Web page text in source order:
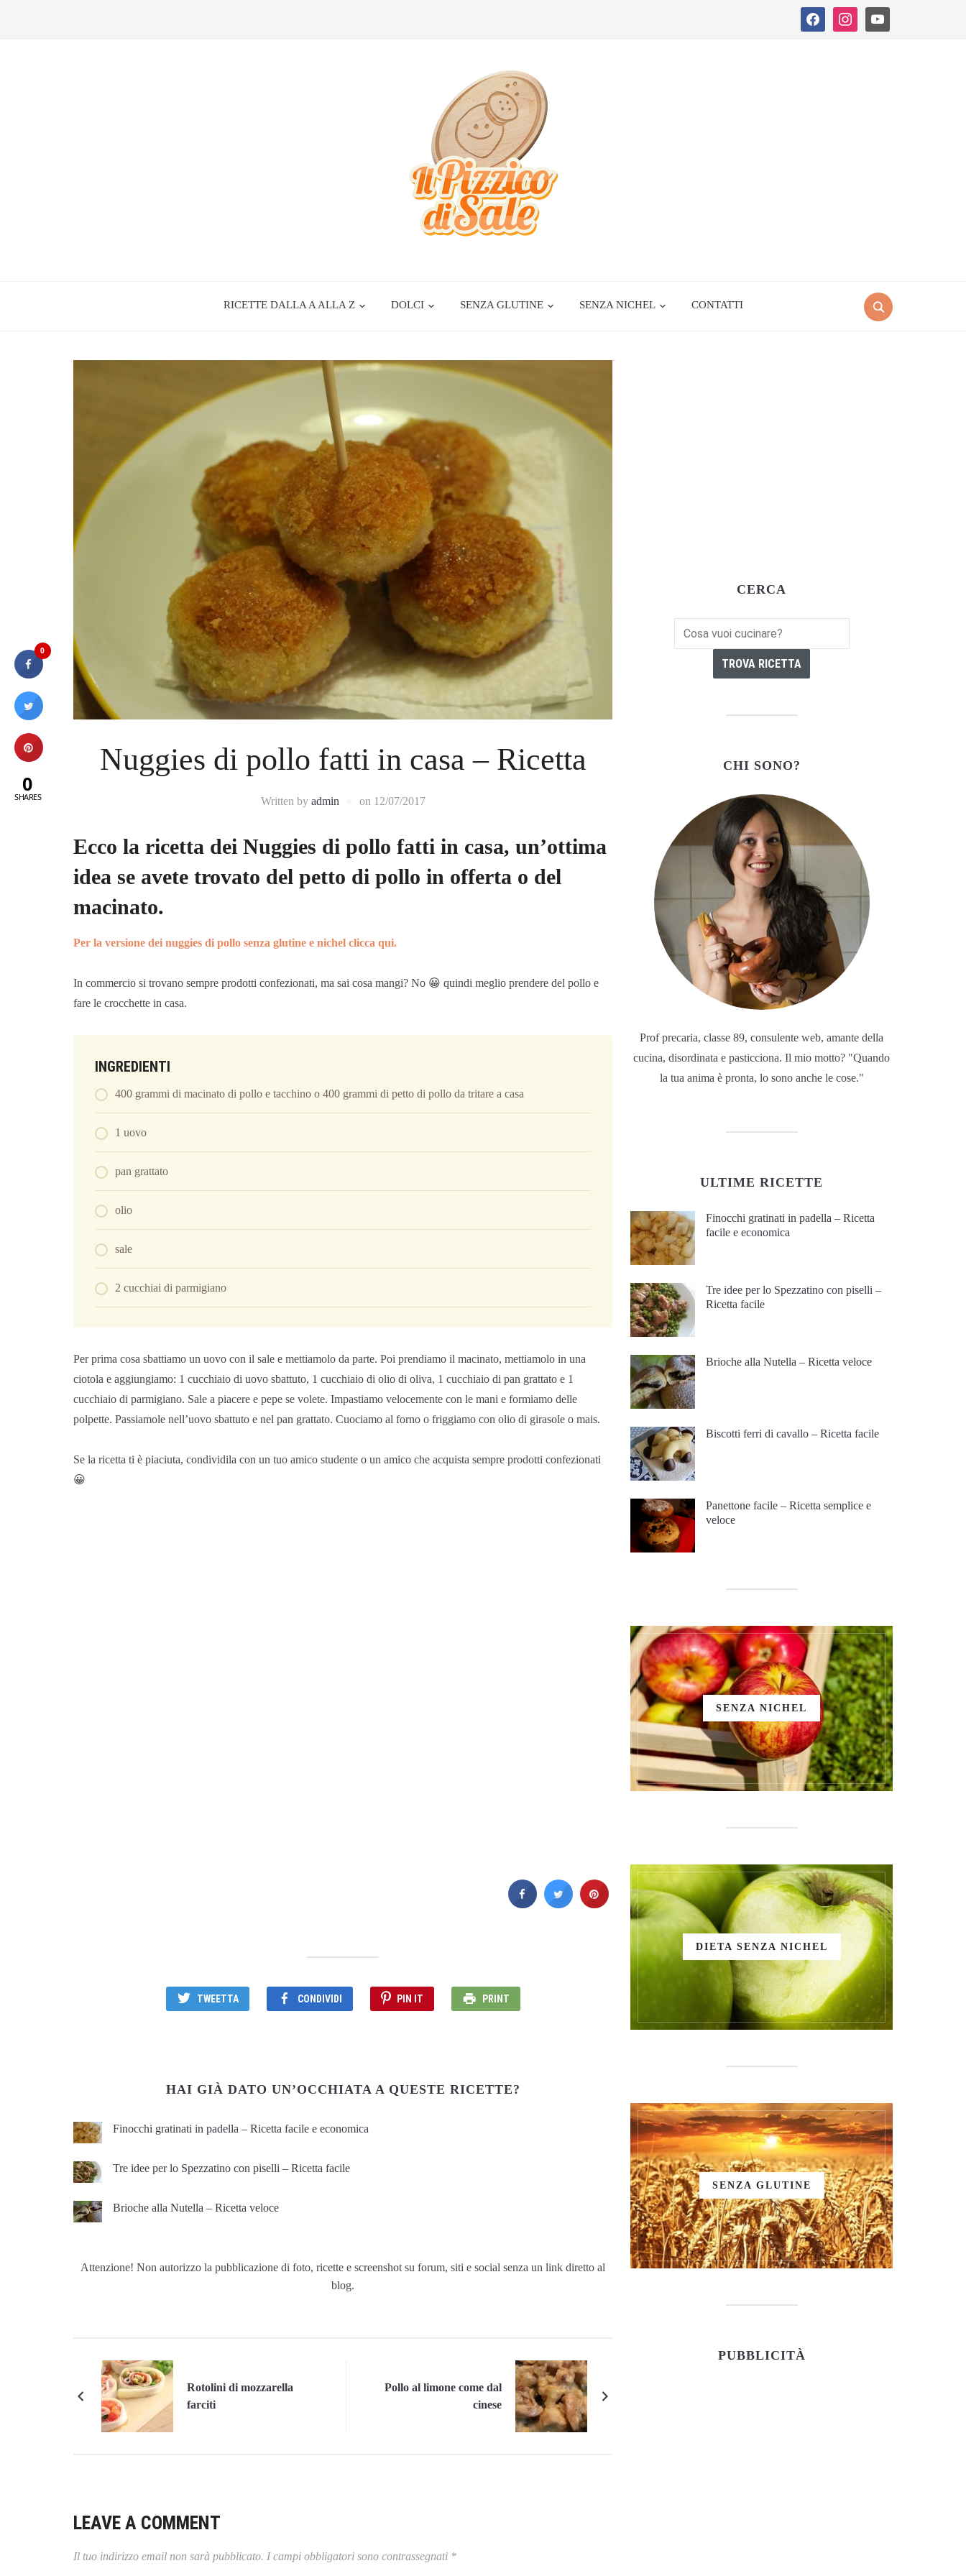
facebook instagram youtube
RICETTE DALLA A ALLA Z DOLCI SENZA GLUTINE SENZA NICHEL CONTATTI
Nuggies di pollo fatti in casa – Ricetta
Written by admin on 12/07/2017
Ecco la ricetta dei Nuggies di pollo fatti in casa, un’ottima
idea se avete trovato del petto di pollo in offerta o del
macinato.
Per la versione dei nuggies di pollo senza glutine e nichel clicca qui.
In commercio si trovano sempre prodotti confezionati, ma sai cosa mangi? No 😀 quindi meglio prendere del pollo e
fare le crocchette in casa.
INGREDIENTI
400 grammi di macinato di pollo e tacchino o 400 grammi di petto di pollo da tritare a casa
1 uovo
pan grattato
olio
sale
2 cucchiai di parmigiano
Per prima cosa sbattiamo un uovo con il sale e mettiamolo da parte. Poi prendiamo il macinato, mettiamolo in una
ciotola e aggiungiamo: 1 cucchiaio di uovo sbattuto, 1 cucchiaio di olio di oliva, 1 cucchiaio di pan grattato e 1
cucchiaio di parmigiano. Sale a piacere e pepe se volete. Impastiamo velocemente con le mani e formiamo delle
polpette. Passiamole nell’uovo sbattuto e nel pan grattato. Cuociamo al forno o friggiamo con olio di girasole o mais.
Se la ricetta ti è piaciuta, condividila con un tuo amico studente o un amico che acquista sempre prodotti confezionati
😀
TWEETTA CONDIVIDI PIN IT PRINT
HAI GIÀ DATO UN’OCCHIATA A QUESTE RICETTE?
Finocchi gratinati in padella – Ricetta facile e economica
Tre idee per lo Spezzatino con piselli – Ricetta facile
Brioche alla Nutella – Ricetta veloce
Attenzione! Non autorizzo la pubblicazione di foto, ricette e screenshot su forum, siti e social senza un link diretto al
blog.
Rotolini di mozzarella
farciti
Pollo al limone come dal
cinese
LEAVE A COMMENT
Il tuo indirizzo email non sarà pubblicato. I campi obbligatori sono contrassegnati *
CERCA
CHI SONO?
Prof precaria, classe 89, consulente web, amante della
cucina, disordinata e pasticciona. Il mio motto? "Quando
la tua anima è pronta, lo sono anche le cose."
ULTIME RICETTE
Finocchi gratinati in padella – Ricetta
facile e economica
Tre idee per lo Spezzatino con piselli –
Ricetta facile
Brioche alla Nutella – Ricetta veloce
Biscotti ferri di cavallo – Ricetta facile
Panettone facile – Ricetta semplice e
veloce
SENZA NICHEL
DIETA SENZA NICHEL
SENZA GLUTINE
PUBBLICITÀ
0
0
SHARES